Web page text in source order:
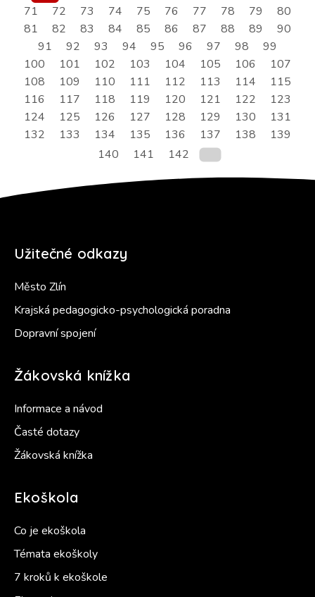
71
72 73 74 75 76 77 78 79
80
81
82 83 84 85 86 87 88 89
90
91
92 93 94 95 96 97 98
99
100
101 102 103 104 105 106
107
108
109 110 111 112 113 114
115
116
117 118 119 120 121 122
123
124
125 126 127 128 129 130
131
132
133 134 135 136 137 138
139
140
141 142
Užitečné odkazy
Město Zlín
Krajská pedagogicko-psychologická poradna
Dopravní spojení
Žákovská knížka
Informace a návod
Časté dotazy
Žákovská knížka
Ekoškola
Co je ekoškola
Témata ekoškoly
7 kroků k ekoškole